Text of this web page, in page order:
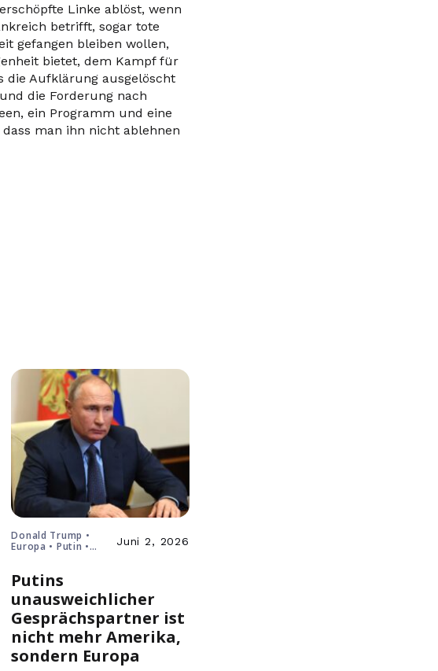
Linke ablöst, wenn
betrifft, sogar tote
gefangen bleiben wollen,
bietet, dem Kampf für
die Aufklärung ausgelöscht
die Forderung nach
ein Programm und eine
man ihn nicht ablehnen
Donald Trump •
Europa • Putin •
Juni 2, 2026
Putins
unausweichlicher
Gesprächspartner ist
nicht mehr Amerika,
sondern Europa